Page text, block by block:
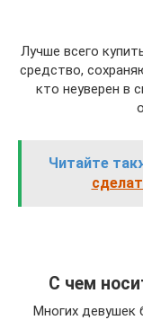
Лучше всего
средство,
кто неуверен в
Читайте
С чем
Многих девушек